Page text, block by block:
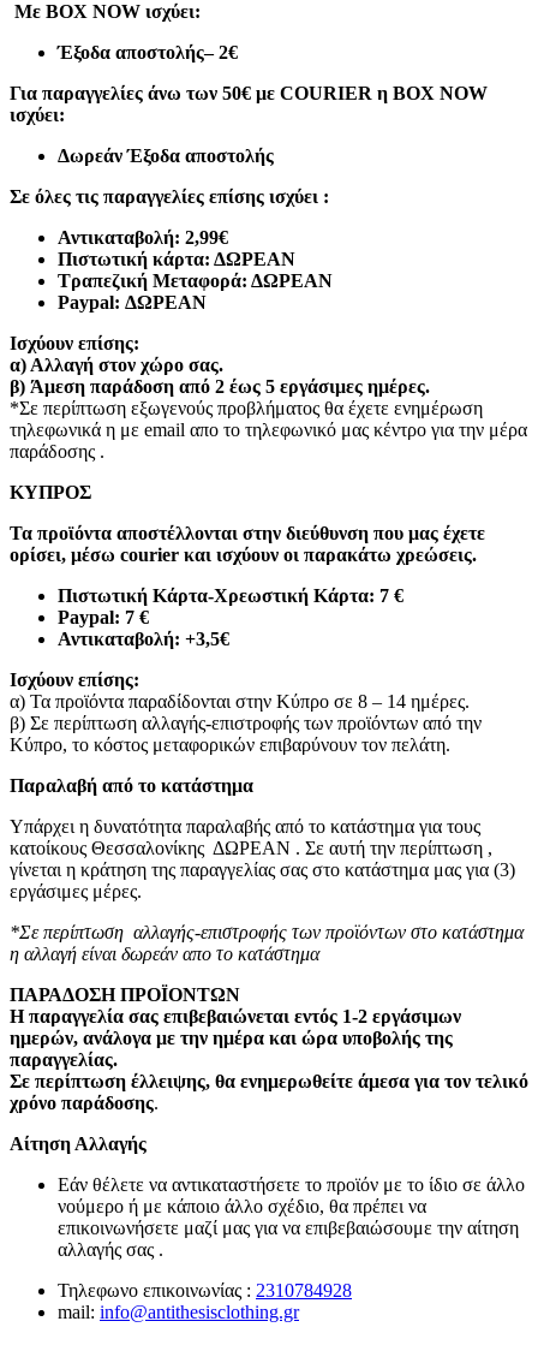
Με BOX NOW ισχύει:
Έξοδα αποστολής– 2€
Για παραγγελίες άνω των 50€ με COURIER η BOX NOW
ισχύει:
Δωρεάν Έξοδα αποστολής
Σε όλες τις παραγγελίες επίσης ισχύει :
Αντικαταβολή: 2,99€
Πιστωτική κάρτα: ΔΩΡΕΑΝ
Τραπεζική Μεταφορά: ΔΩΡΕΑΝ
Paypal: ΔΩΡΕΑΝ
Ισχύουν επίσης:
α) Αλλαγή στον χώρο σας.
β) Άμεση παράδοση από 2 έως 5 εργάσιμες ημέρες.
*Σε περίπτωση εξωγενούς προβλήματος θα έχετε ενημέρωση
τηλεφωνικά η με email απο το τηλεφωνικό μας κέντρο για την μέρα
παράδοσης .
ΚΥΠΡΟΣ
Τα προϊόντα αποστέλλονται στην διεύθυνση που μας έχετε
ορίσει, μέσω courier και ισχύουν οι παρακάτω χρεώσεις.
Πιστωτική Κάρτα-Χρεωστική Κάρτα: 7 €​
Paypal: 7 €
Αντικαταβολή: +3,5€
Ισχύουν επίσης:
α) Τα προϊόντα παραδίδονται στην Κύπρο σε 8 – 14 ημέρες.
β) Σε περίπτωση αλλαγής-επιστροφής των προϊόντων από την
Κύπρο, το κόστος μεταφορικών επιβαρύνουν τον πελάτη.
Παραλαβή από το κατάστημα
Υπάρχει η δυνατότητα παραλαβής από το κατάστημα για τους
κατοίκους Θεσσαλονίκης ΔΩΡΕΑΝ . Σε αυτή την περίπτωση ,
γίνεται η κράτηση της παραγγελίας σας στο κατάστημα μας για (3)
εργάσιμες μέρες.
*Σε περίπτωση αλλαγής-επιστροφής των προϊόντων στο κατάστημα
η αλλαγή είναι δωρεάν απο το κατάστημα
ΠΑΡΑΔΟΣΗ ΠΡΟΪΟΝΤΩΝ
Η παραγγελία σας επιβεβαιώνεται εντός 1-2 εργάσιμων
ημερών, ανάλογα με την ημέρα και ώρα υποβολής της
παραγγελίας.
Σε περίπτωση έλλειψης, θα ενημερωθείτε άμεσα για τον τελικό
χρόνο παράδοσης.
Αίτηση Αλλαγής
Εάν θέλετε να αντικαταστήσετε το προϊόν με το ίδιο σε άλλο
νούμερο ή με κάποιο άλλο σχέδιο, θα πρέπει να
επικοινωνήσετε μαζί μας για να επιβεβαιώσουμε την αίτηση
αλλαγής σας .
Τηλεφωνο επικοινωνίας : 2310784928
mail: info@antithesisclothing.gr